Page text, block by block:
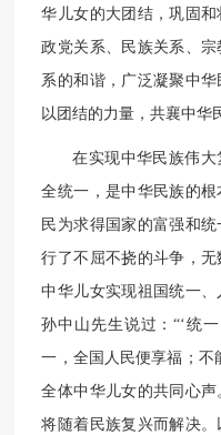
华儿女的大团结，巩固
政党关系、民族关系、
系的和谐，广泛凝聚中
以团结的力量，共襄中华
在实现中华民族伟
全统一，是中华民族的
民为求得国家的富强和
行了不屈不挠的斗争，
中华儿女实现祖国统一、
孙中山先生说过：“‘统
一，全国人民便享福；不
全体中华儿女的共同心
将随着民族复兴而解决